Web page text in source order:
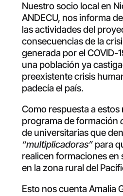
Nuestro socio local en
ANDECU, nos informa
las actividades del
consecuencias de la
generada por el COVID-
una población ya
preexistente crisis
padecía el país.
Como respuesta a
programa de formación
de universitarias que
“multiplicadoras”para
realicen formaciones en
en la zona rural del
Esto nos cuenta Amalia